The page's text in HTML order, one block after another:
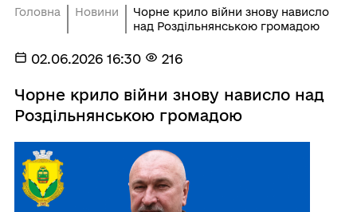
Головна Новини
Чорне крило війни знову нависло
над Роздільнянською громадою
02.06.2026 16:30 216
Чорне крило війни знову нависло над
Роздільнянською громадою